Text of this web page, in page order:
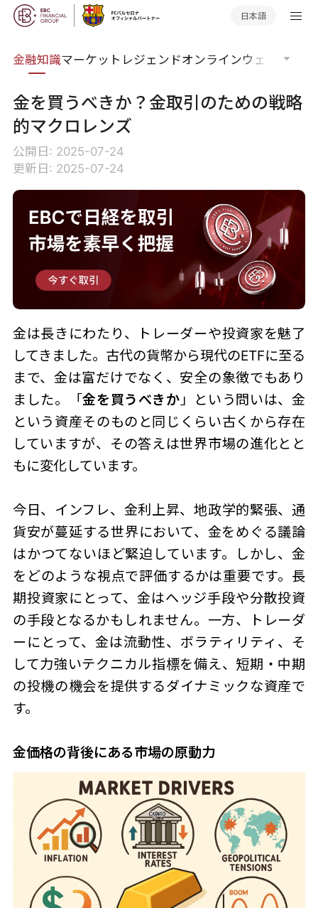
日本語
金融知識マーケットレジェンドオンラインウェビナー
金を買うべきか？金取引のための戦略
的マクロレンズ
公開日: 2025-07-24
更新日: 2025-07-24
金は長きにわたり、トレーダーや投資家を魅了
してきました。古代の貨幣から現代のETFに至る
まで、金は富だけでなく、安全の象徴でもあり
ました。「金を買うべきか」という問いは、金
という資産そのものと同じくらい古くから存在
していますが、その答えは世界市場の進化とと
もに変化しています。
今日、インフレ、金利上昇、地政学的緊張、通
貨安が蔓延する世界において、金をめぐる議論
はかつてないほど緊迫しています。しかし、金
をどのような視点で評価するかは重要です。長
期投資家にとって、金はヘッジ手段や分散投資
の手段となるかもしれません。一方、トレーダ
ーにとって、金は流動性、ボラティリティ、そ
して力強いテクニカル指標を備え、短期・中期
の投機の機会を提供するダイナミックな資産で
す。
金価格の背後にある市場の原動力